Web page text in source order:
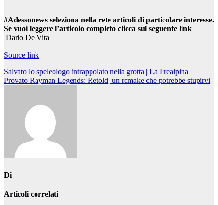
#Adessonews seleziona nella rete articoli di particolare interesse.
Se vuoi leggere l’articolo completo clicca sul seguente link
Dario De Vita
Source link
Navigazione
articoli
Salvato lo speleologo intrappolato nella grotta | La Prealpina
Provato Rayman Legends: Retold, un remake che potrebbe stupirvi
Di
Articoli correlati